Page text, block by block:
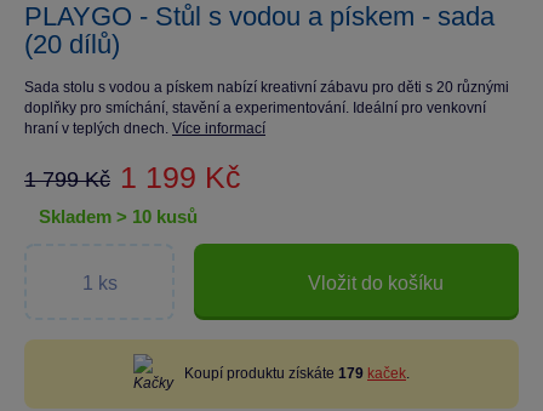
PLAYGO - Stůl s vodou a pískem - sada
(20 dílů)
Sada stolu s vodou a pískem nabízí kreativní zábavu pro děti s 20 různými
doplňky pro smíchání, stavění a experimentování. Ideální pro venkovní
hraní v teplých dnech. Více informací
1 799 Kč 1 199 Kč
skladem > 10 kusů
Vložit do košíku
Koupí produktu získáte 179 kaček.